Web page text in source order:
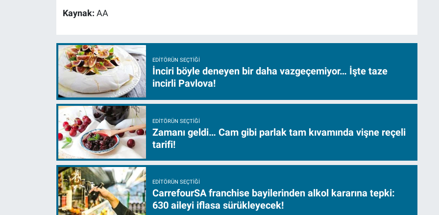
Kaynak: AA
EDITÖRÜN SEÇTIĞI
İnciri böyle deneyen bir daha vazgeçemiyor… İşte taze
incirli Pavlova!
EDITÖRÜN SEÇTIĞI
Zamanı geldi… Cam gibi parlak tam kıvamında vişne reçeli
tarifi!
EDITÖRÜN SEÇTIĞI
CarrefourSA franchise bayilerinden alkol kararına tepki:
630 aileyi iflasa sürükleyecek!